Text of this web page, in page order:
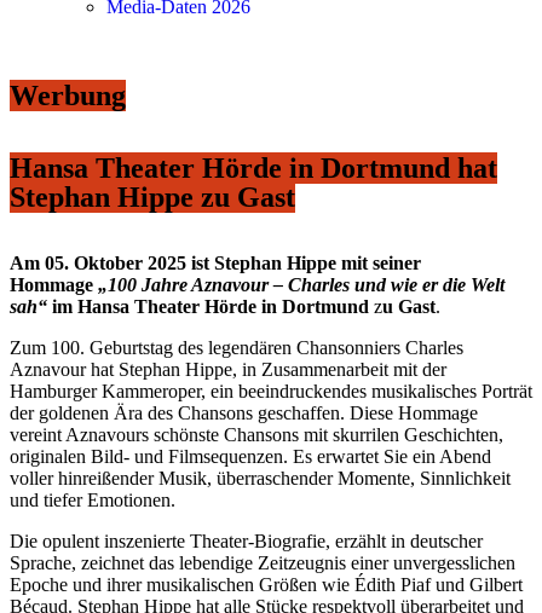
Media-Daten 2026
Werbung
Hansa Theater Hörde in Dortmund hat
Stephan Hippe zu Gast
Am 05. Oktober 2025 ist Stephan Hippe mit seiner
Hommage „100 Jahre Aznavour – Charles und wie er die Welt
sah“ im Hansa Theater Hörde in Dortmund zu Gast.
Zum 100. Geburtstag des legendären Chansonniers Charles
Aznavour hat Stephan Hippe, in Zusammenarbeit mit der
Hamburger Kammeroper, ein beeindruckendes musikalisches Porträt
der goldenen Ära des Chansons geschaffen. Diese Hommage
vereint Aznavours schönste Chansons mit skurrilen Geschichten,
originalen Bild- und Filmsequenzen. Es erwartet Sie ein Abend
voller hinreißender Musik, überraschender Momente, Sinnlichkeit
und tiefer Emotionen.
Die opulent inszenierte Theater-Biografie, erzählt in deutscher
Sprache, zeichnet das lebendige Zeitzeugnis einer unvergesslichen
Epoche und ihrer musikalischen Größen wie Édith Piaf und Gilbert
Bécaud. Stephan Hippe hat alle Stücke respektvoll überarbeitet und